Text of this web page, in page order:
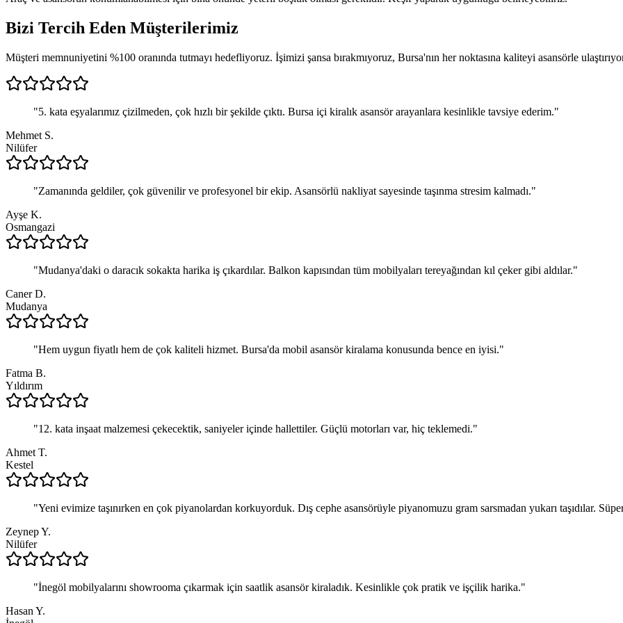
Bizi Tercih Eden Müşterilerimiz
Müşteri memnuniyetini %100 oranında tutmayı hedefliyoruz. İşimizi şansa bırakmıyoruz, Bursa'nın her noktasına kaliteyi asansörle
"5. kata eşyalarımız çizilmeden, çok hızlı bir şekilde çıktı. Bursa içi kiralık asansör arayanlara kesinlikle tavsiye ederim."
Mehmet S.
Nilüfer
"Zamanında geldiler, çok güvenilir ve profesyonel bir ekip. Asansörlü nakliyat sayesinde taşınma stresim kalmadı."
Ayşe K.
Osmangazi
"Mudanya'daki o daracık sokakta harika iş çıkardılar. Balkon kapısından tüm mobilyaları tereyağından kıl çeker gibi aldılar."
Caner D.
Mudanya
"Hem uygun fiyatlı hem de çok kaliteli hizmet. Bursa'da mobil asansör kiralama konusunda bence en iyisi."
Fatma B.
Yıldırım
"12. kata inşaat malzemesi çekecektik, saniyeler içinde hallettiler. Güçlü motorları var, hiç teklemedi."
Ahmet T.
Kestel
"Yeni evimize taşınırken en çok piyanolardan korkuyorduk. Dış cephe asansörüyle piyanomuzu gram sarsmadan yukarı taşıdılar.
Zeynep Y.
Nilüfer
"İnegöl mobilyalarını showrooma çıkarmak için saatlik asansör kiraladık. Kesinlikle çok pratik ve işçilik harika."
Hasan Y.